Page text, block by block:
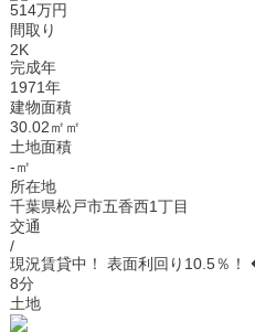
514万円
間取り
2K
完成年
1971年
建物面積
30.02㎡㎡
土地面積
-㎡
所在地
千葉県松戸市五香西1丁目
交通
/
現況賃貸中！ 表面利回り10.5％
8分
土地